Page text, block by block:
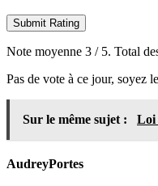
Submit Rating
Note moyenne 3 / 5. Total
Pas de vote à ce jour, soyez
Sur le même sujet : Loi
AudreyPortes